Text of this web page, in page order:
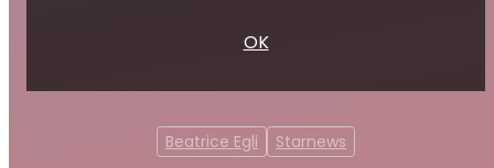
OK
Beatrice Egli Starnews